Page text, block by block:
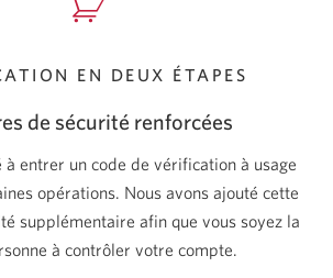
des
alertes.
EN DEUX ÉTAPES
de sécurité renforcées
à entrer un code de vérification à usage
opérations. Nous avons ajouté cette
supplémentaire afin que vous soyez la
à contrôler votre compte.